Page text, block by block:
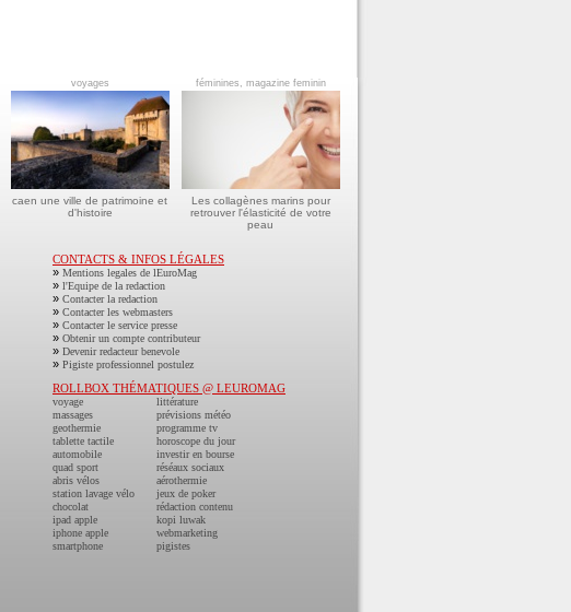
voyages
caen une ville de patrimoine et
d'histoire
féminines, magazine feminin
Les collagènes marins pour
retrouver l'élasticité de votre
peau
CONTACTS & INFOS LÉGALES
» Mentions legales de lEuroMag
» l'Equipe de la redaction
» Contacter la redaction
» Contacter les webmasters
» Contacter le service presse
» Obtenir un compte contributeur
» Devenir redacteur benevole
» Pigiste professionnel postulez
ROLLBOX THÉMATIQUES @ LEUROMAG
voyage
massages
geothermie
tablette tactile
automobile
quad sport
abris vélos
station lavage vélo
chocolat
ipad apple
iphone apple
smartphone
littérature
prévisions météo
programme tv
horoscope du jour
investir en bourse
réséaux sociaux
aérothermie
jeux de poker
rédaction contenu
kopi luwak
webmarketing
pigistes